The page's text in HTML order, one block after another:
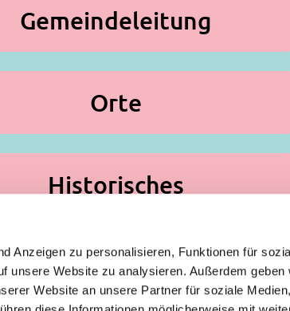
Anzeigen zu personalisieren, Funktionen für
unsere Website zu analysieren. Außerdem geben
Website an unsere Partner für soziale
Gemeindeleitung
Orte
Historisches
Spenden